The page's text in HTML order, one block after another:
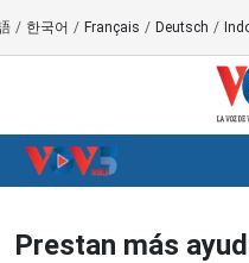
/ 한국어 / Français / Deutsch /
Prestan más